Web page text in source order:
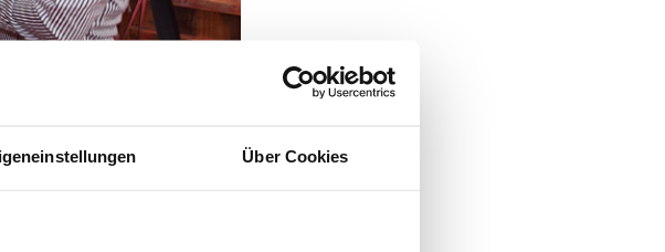
Über Cookies